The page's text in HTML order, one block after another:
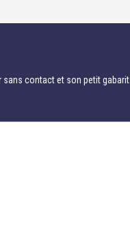
contact et son petit gabarit.